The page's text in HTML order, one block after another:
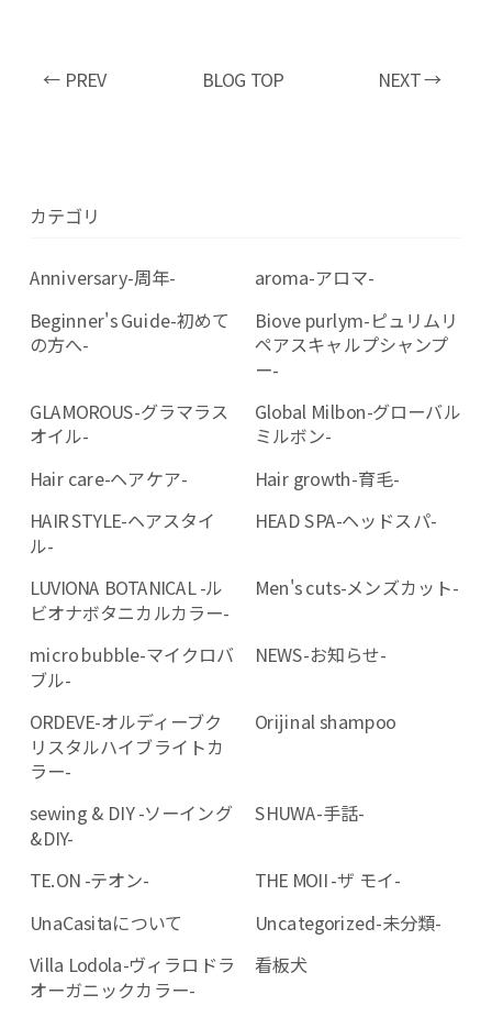
← PREV BLOG TOP NEXT →
カテゴリ
Anniversary-周年-
aroma-アロマ-
Beginner's Guide-初めて
の方へ-
Biove purlym-ピュリムリ
ペアスキャルプシャンプ
ー-
GLAMOROUS-グラマラス
オイル-
Global Milbon-グローバル
ミルボン-
Hair care-ヘアケア-
Hair growth-育毛-
HAIR STYLE-ヘアスタイ
ル-
HEAD SPA-ヘッドスパ-
LUVIONA BOTANICAL -ル
ビオナボタニカルカラー-
Men's cuts-メンズカット-
micro bubble-マイクロバ
ブル-
NEWS-お知らせ-
ORDEVE-オルディーブク
リスタルハイブライトカ
ラー-
Orijinal shampoo
sewing & DIY -ソーイング
&DIY-
SHUWA-手話-
TE.ON -テオン-
THE MOII -ザ モイ-
UnaCasitaについて
Uncategorized-未分類-
Villa Lodola-ヴィラロドラ
オーガニックカラー-
看板犬